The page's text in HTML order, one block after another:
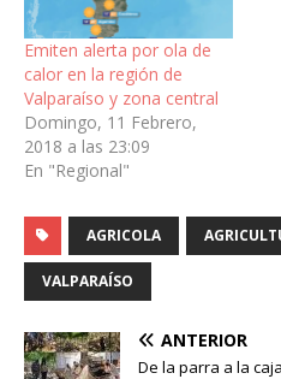
Emiten alerta por ola de
calor en la región de
Valparaíso y zona central
Domingo, 11 Febrero,
2018 a las 23:09
En "Regional"
AGRICOLA
VALPARAÍSO
ANTERIOR
De la parra a la